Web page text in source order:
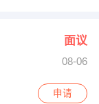
面议
08-06
申请